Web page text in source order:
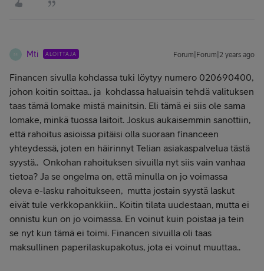
M Mti ALOITTAJA Forum|Forum|2 years ago
Financen sivulla kohdassa tuki löytyy numero 020690400,
johon koitin soittaa.. ja kohdassa haluaisin tehdä valituksen
taas tämä lomake mistä mainitsin. Eli tämä ei siis ole sama
lomake, minkä tuossa laitoit. Joskus aukaisemmin sanottiin,
että rahoitus asioissa pitäisi olla suoraan financeen
yhteydessä, joten en häirinnyt Telian asiakaspalvelua tästä
syystä.. Onkohan rahoituksen sivuilla nyt siis vain vanhaa
tietoa? Ja se ongelma on, että minulla on jo voimassa
oleva e-lasku rahoitukseen, mutta jostain syystä laskut
eivät tule verkkopankkiin.. Koitin tilata uudestaan, mutta ei
onnistu kun on jo voimassa. En voinut kuin poistaa ja tein
se nyt kun tämä ei toimi. Financen sivuilla oli taas
maksullinen paperilaskupakotus, jota ei voinut muuttaa..